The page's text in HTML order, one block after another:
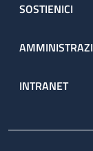
SOSTIENICI
INTRANET